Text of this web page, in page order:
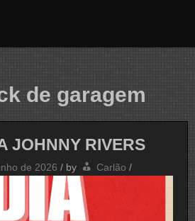
de garagem
JOHNNY RIVERS
de 2026 / by Carlão /